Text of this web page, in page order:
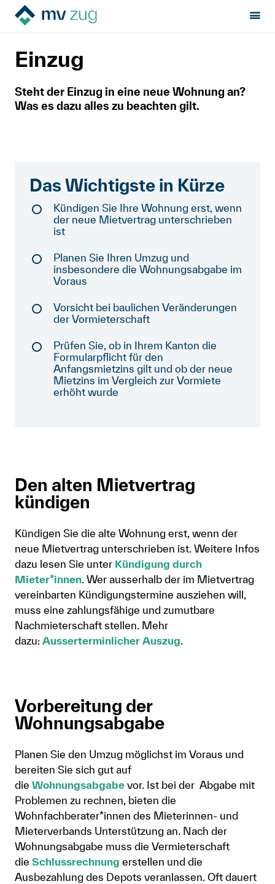
Hilfe von Fachleuten
Kontakt
Newsletter
Suche
Einzug
Steht der Einzug in eine neue Wohnung an?
Was es dazu alles zu beachten gilt.
Das Wichtigste in Kürze
Kündigen Sie Ihre Wohnung erst, wenn
der neue Mietvertrag unterschrieben
ist
Planen Sie Ihren Umzug und
insbesondere die Wohnungsabgabe im
Voraus
Vorsicht bei baulichen Veränderungen
der Vormieterschaft
Prüfen Sie, ob in Ihrem Kanton die
Formularpflicht für den
Anfangsmietzins gilt und ob der neue
Mietzins im Vergleich zur Vormiete
erhöht wurde
Den alten Mietvertrag
kündigen
Kündigen Sie die alte Wohnung erst, wenn der
neue Mietvertrag unterschrieben ist. Weitere Infos
dazu lesen Sie unter Kündigung durch
Mieter*innen. Wer ausserhalb der im Mietvertrag
vereinbarten Kündigungstermine ausziehen will,
muss eine zahlungsfähige und zumutbare
Nachmieterschaft stellen. Mehr
dazu: Ausserterminlicher Auszug.
Vorbereitung der
Wohnungsabgabe
Planen Sie den Umzug möglichst im Voraus und
bereiten Sie sich gut auf
die Wohnungsabgabe vor. Ist bei der Abgabe mit
Problemen zu rechnen, bieten die
Wohnfachberater*innen des Mieterinnen- und
Mieterverbands Unterstützung an. Nach der
Wohnungsabgabe muss die Vermieterschaft
die Schlussrechnung erstellen und die
Ausbezahlung des Depots veranlassen. Oft dauert